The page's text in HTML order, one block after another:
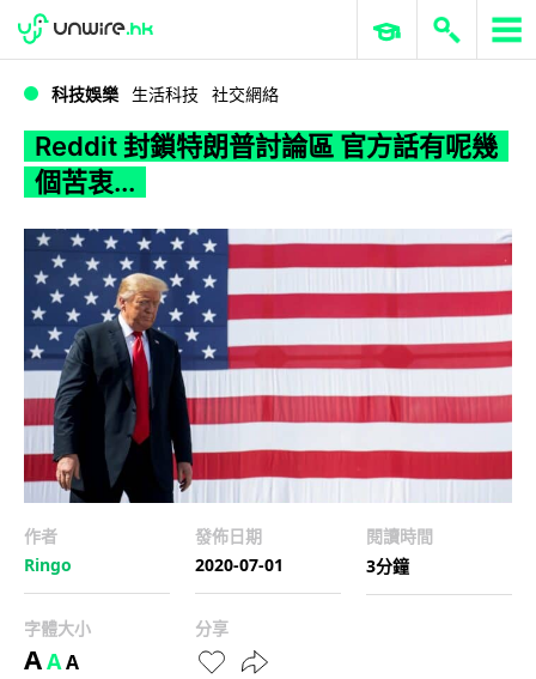
WWDC 2026 ERP 與商業 AI
科技娛樂 生活科技 社交網絡
Reddit 封鎖特朗普討論區 官方話有呢幾
個苦衷...
作者
Ringo
發佈日期
2020-07-01
閱讀時間
3分鐘
字體大小
AAA
分享